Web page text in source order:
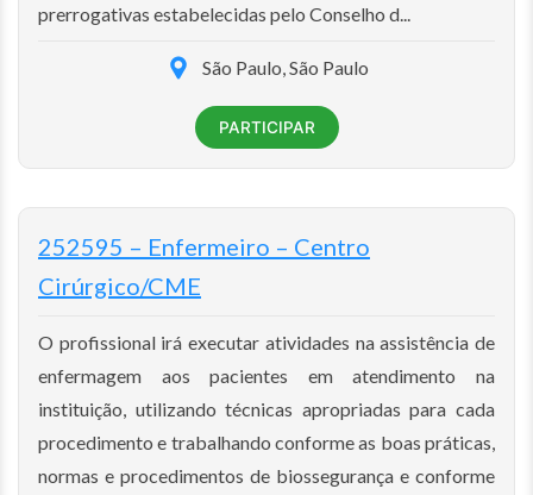
prerrogativas estabelecidas pelo Conselho d...
São Paulo, São Paulo
PARTICIPAR
252595 – Enfermeiro – Centro
Cirúrgico/CME
O profissional irá executar atividades na assistência de
enfermagem aos pacientes em atendimento na
instituição, utilizando técnicas apropriadas para cada
procedimento e trabalhando conforme as boas práticas,
normas e procedimentos de biossegurança e conforme